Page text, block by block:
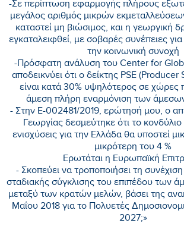
-Σε περίπτωση εφαρμογής πλήρους
μεγάλος αριθμός μικρών
καταστεί μη βιώσιμος, και η γεωργική
εγκαταλειφθεί, με σοβαρές συνέπειες για
την κοινωνική συνοχή
-Πρόσφατη ανάλυση του Center for
αποδεικνύει ότι ο δείκτης PSE
είναι κατά 30% υψηλότερος σε χώρες
άμεση πλήρη εναρμόνιση των
- Στην Ε-002481/2019, ερώτησή μου, ο
Γεωργίας δεσμεύτηκε ότι το κονδύλιο
ενισχύσεις για την Ελλάδα θα υποστεί
μικρότερη του 4 %
Ερωτάται η Ευρωπαϊκή
- Σκοπεύει να τροποποιήσει τη συνέχιση
σταδιακής σύγκλισης του επιπέδου των
μεταξύ των κρατών μελών, βάσει της
Μαΐου 2018 για το Πολυετές
2027;»